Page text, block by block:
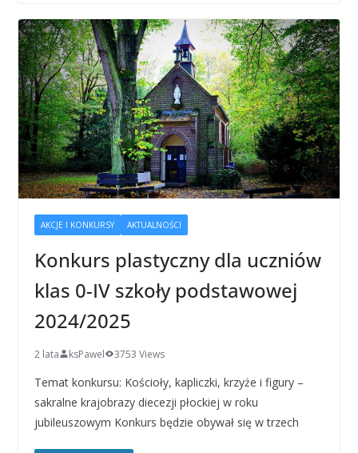
AKCJE I KONKURSY AKTUALNOŚCI
Konkurs plastyczny dla uczniów
klas 0-IV szkoły podstawowej
2024/2025
2 lata ksPawel 3753 Views
Temat konkursu: Kościoły, kapliczki, krzyże i figury –
sakralne krajobrazy diecezji płockiej w roku
jubileuszowym Konkurs będzie obywał się w trzech